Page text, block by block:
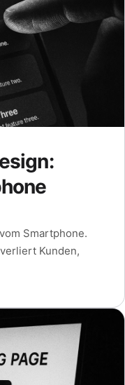
Smartphone.
Kunden,